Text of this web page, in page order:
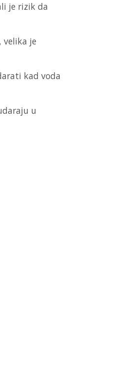
je rizik da
velika je
kad voda
u